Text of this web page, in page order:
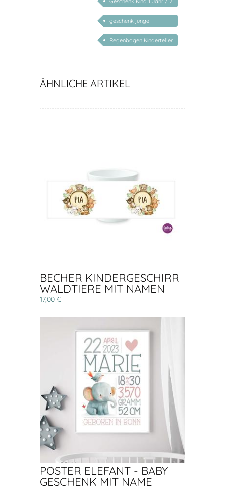
Jahre / 3 Jahre
geschenk junge
mädchen
Regenbogen Kinderteller
ÄHNLICHE ARTIKEL
BECHER KINDERGESCHIRR
WALDTIERE MIT NAMEN
17,00 €
POSTER ELEFANT - BABY
GESCHENK MIT NAME